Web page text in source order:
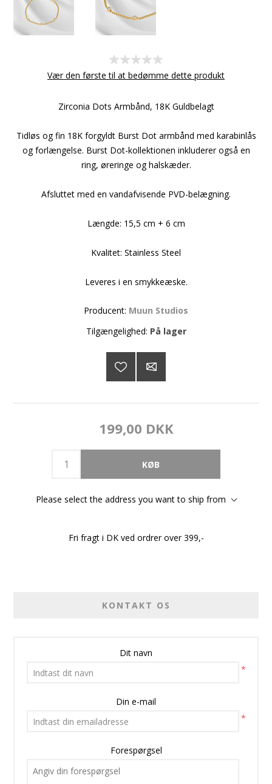
Vær den første til at bedømme dette produkt
Zirconia Dots Armbånd, 18K Guldbelagt
Tidløs og fin 18K forgyldt Burst Dot armbånd med karabinlås
og forlængelse. Burst Dot-kollektionen inkluderer også en
ring, øreringe og halskæder.
Afsluttet med en vandafvisende PVD-belægning.
Længde: 15,5 cm + 6 cm
Kvalitet: Stainless Steel
Leveres i en smykkeæske.
Producent: Muun Studios
Tilgængelighed: På lager
199,00 DKK
Please select the address you want to ship from
Fri fragt i DK ved ordrer over 399,-
KONTAKT OS
Dit navn
*
Din e-mail
*
Forespørgsel